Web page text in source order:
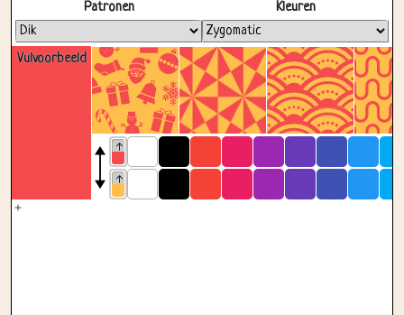
Volledig scherm
Vulvoorbeeld
Patronen Kleuren